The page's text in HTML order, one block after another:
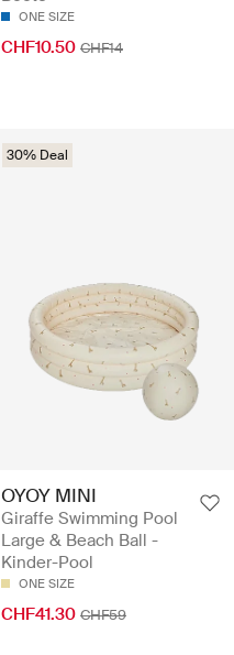
ONE SIZE
CHF10.50 CHF14
30% Deal
OYOY MINI
Giraffe Swimming Pool
Large & Beach Ball -
Kinder-Pool
ONE SIZE
CHF41.30 CHF59